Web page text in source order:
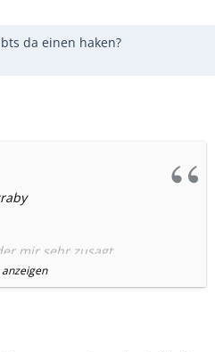
da einen haken?
mir sehr zusagt.
gut ist oder ob es da evtl.
dann nicht lohnt?